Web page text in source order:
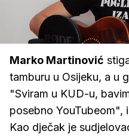
Upali
zvuk
Loaded
7.77%
Marko Martinović
tamburu u Osijeku, a u
"Sviram u KUD-u,
posebno YouTubeom",
Kao dječak je